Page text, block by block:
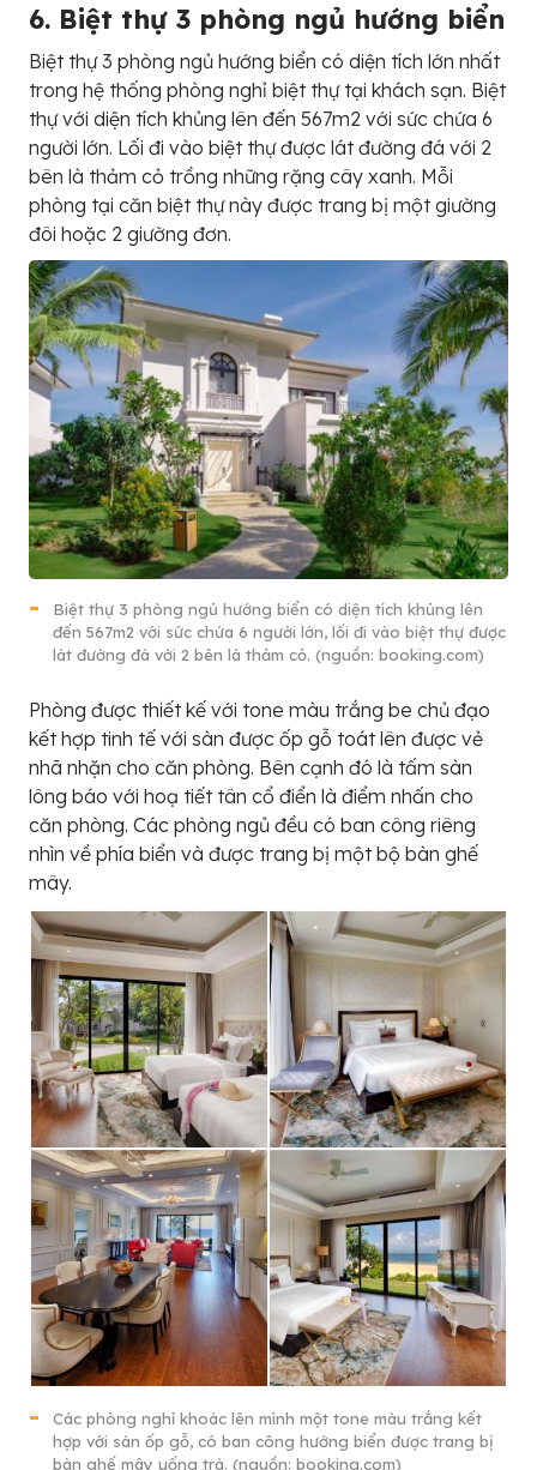
6. Biệt thự 3 phòng ngủ hướng biển
Biệt thự 3 phòng ngủ hướng biển có diện tích lớn nhất
trong hệ thống phòng nghỉ biệt thự tại khách sạn. Biệt
thự với diện tích khủng lên đến 567m2 với sức chứa 6
người lớn. Lối đi vào biệt thự được lát đường đá với 2
bên là thảm cỏ trồng những rặng cây xanh. Mỗi
phòng tại căn biệt thự này được trang bị một giường
đôi hoặc 2 giường đơn.
Biệt thự 3 phòng ngủ hướng biển có diện tích khủng lên
đến 567m2 với sức chứa 6 người lớn, lối đi vào biệt thự được
lát đường đá với 2 bên là thảm cỏ. (nguồn: booking.com)
Phòng được thiết kế với tone màu trắng be chủ đạo
kết hợp tinh tế với sàn được ốp gỗ toát lên được vẻ
nhã nhặn cho căn phòng. Bên cạnh đó là tấm sàn
lông báo với hoạ tiết tân cổ điển là điểm nhấn cho
căn phòng. Các phòng ngủ đều có ban công riêng
nhìn về phía biển và được trang bị một bộ bàn ghế
mây.
Các phòng nghỉ khoác lên mình một tone màu trắng kết
hợp với sàn ốp gỗ, có ban công hướng biển được trang bị
bàn ghế mây uống trà. (nguồn: booking.com)